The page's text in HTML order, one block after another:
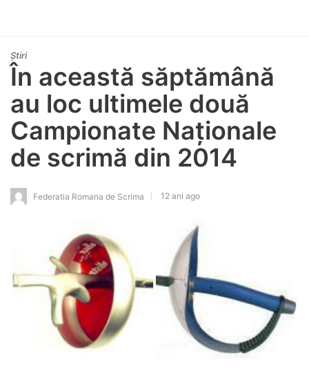
Știri
În această săptămână
au loc ultimele două
Campionate Naționale
de scrimă din 2014
Federatia Romana de Scrima 12 ani ago